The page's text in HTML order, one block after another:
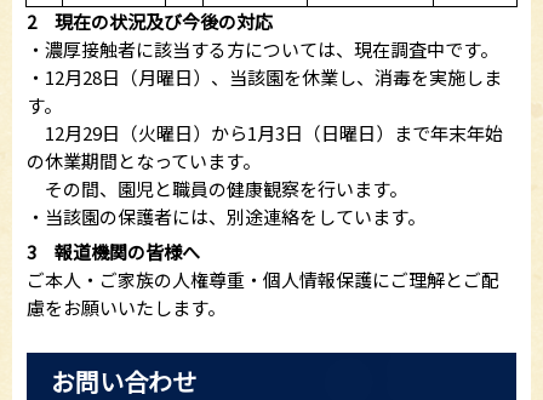
2 現在の状況及び今後の対応
・濃厚接触者に該当する方については、現在調査中です。
・12月28日（月曜日）、当該園を休業し、消毒を実施しま
す。
12月29日（火曜日）から1月3日（日曜日）まで年末年始
の休業期間となっています。
その間、園児と職員の健康観察を行います。
・当該園の保護者には、別途連絡をしています。
3 報道機関の皆様へ
ご本人・ご家族の人権尊重・個人情報保護にご理解とご配
慮をお願いいたします。
お問い合わせ